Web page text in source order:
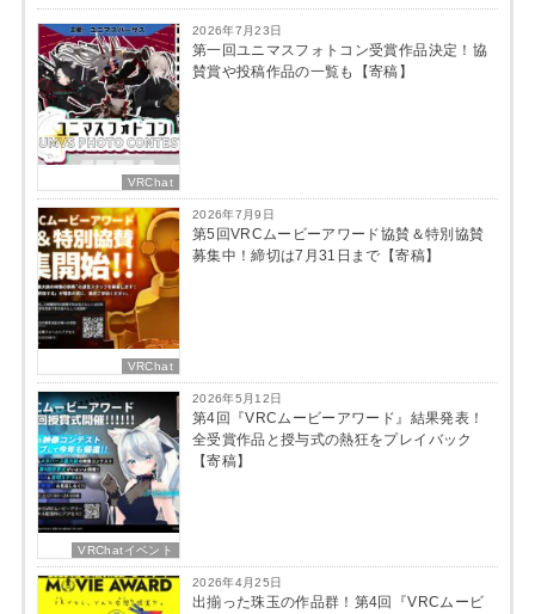
VRChat
2026年7月23日
第一回ユニマスフォトコン受賞作品決定！協
賛賞や投稿作品の一覧も【寄稿】
VRChat
2026年7月9日
第5回VRCムービーアワード協賛＆特別協賛
募集中！締切は7月31日まで【寄稿】
VRChatイベント
2026年5月12日
第4回『VRCムービーアワード』結果発表！
全受賞作品と授与式の熱狂をプレイバック
【寄稿】
2026年4月25日
出揃った珠玉の作品群！第4回『VRCムービ